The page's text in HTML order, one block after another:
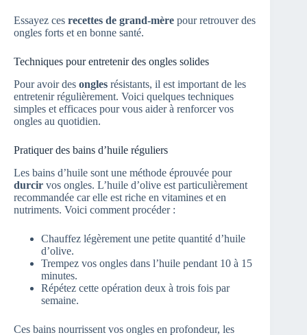
Essayez ces recettes de grand-mère pour retrouver des
ongles forts et en bonne santé.
Techniques pour entretenir des ongles solides
Pour avoir des ongles résistants, il est important de les
entretenir régulièrement. Voici quelques techniques
simples et efficaces pour vous aider à renforcer vos
ongles au quotidien.
Pratiquer des bains d’huile réguliers
Les bains d’huile sont une méthode éprouvée pour
durcir vos ongles. L’huile d’olive est particulièrement
recommandée car elle est riche en vitamines et en
nutriments. Voici comment procéder :
Chauffez légèrement une petite quantité d’huile
d’olive.
Trempez vos ongles dans l’huile pendant 10 à 15
minutes.
Répétez cette opération deux à trois fois par
semaine.
Ces bains nourrissent vos ongles en profondeur, les